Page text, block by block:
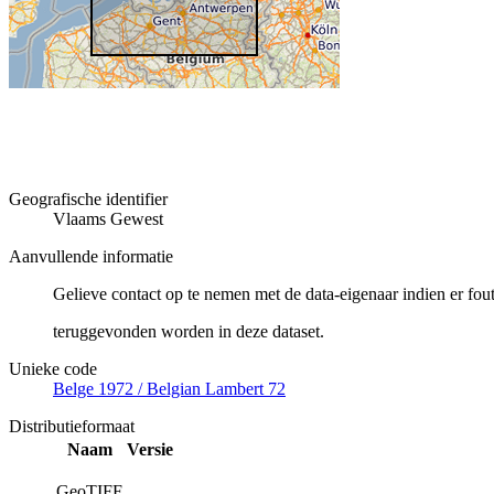
Geografische identifier
Vlaams Gewest
Aanvullende informatie
Gelieve contact op te nemen met de data-eigenaar indien er
teruggevonden worden in deze dataset.
Unieke code
Belge 1972 / Belgian Lambert 72
Distributieformaat
Naam
Versie